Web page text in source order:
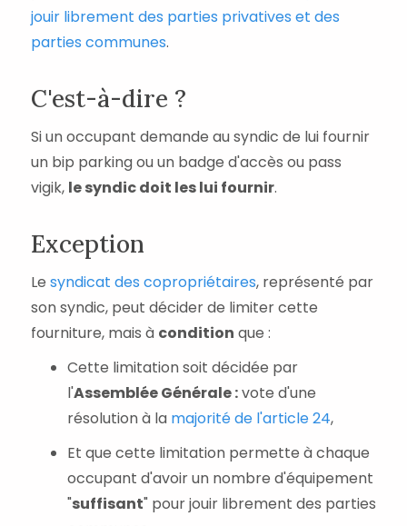
jouir librement des parties privatives et des
parties communes.
C'est-à-dire ?
Si un occupant demande au syndic de lui fournir
un bip parking ou un badge d'accès ou pass
vigik, le syndic doit les lui fournir.
Exception
Le syndicat des copropriétaires, représenté par
son syndic, peut décider de limiter cette
fourniture, mais à condition que :
Cette limitation soit décidée par
l'Assemblée Générale :vote d'une
résolution à la majorité de l'article 24,
Et que cette limitation permette à chaque
occupant d'avoir un nombre d'équipement
"suffisant" pour jouir librement des parties